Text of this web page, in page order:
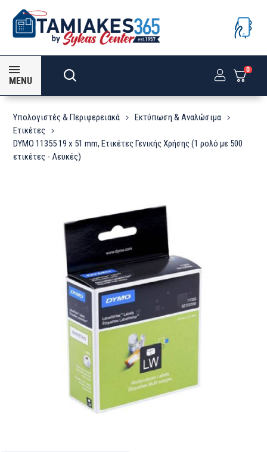
MENU
0
Υπολογιστές & Περιφερειακά
Εκτύπωση & Αναλώσιμα
Ετικέτες
DYMO 11355 19 x 51 mm, Ετικέτες Γενικής Χρήσης (1 ρολό με 500
ετικέτες - Λευκές)